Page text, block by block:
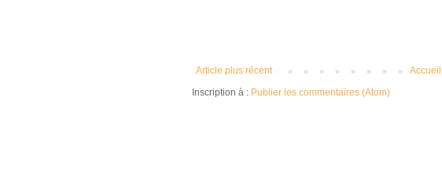
Article plus récent
Accueil
Inscription à : Publier les commentaires (Atom)